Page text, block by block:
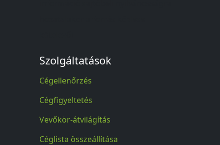
Szolgáltatások
Cégellenőrzés
Cégfigyeltetés
Vevőkör-átvilágítás
Céglista összeállítása